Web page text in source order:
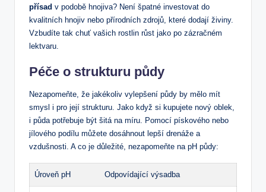
přísad v podobě hnojiva? Není špatné investovat do
kvalitních hnojiv nebo přírodních zdrojů, které dodají živiny.
Vzbudíte tak chuť vašich rostlin růst jako po zázračném
lektvaru.
Péče o strukturu půdy
Nezapomeňte, že jakékoliv vylepšení půdy by mělo mít
smysl i pro její strukturu. Jako když si kupujete nový oblek,
i půda potřebuje být šitá na míru. Pomocí pískového nebo
jílového podílu můžete dosáhnout lepší drenáže a
vzdušnosti. A co je důležité, nezapomeňte na pH půdy:
Úroveň pH Odpovídající výsadba